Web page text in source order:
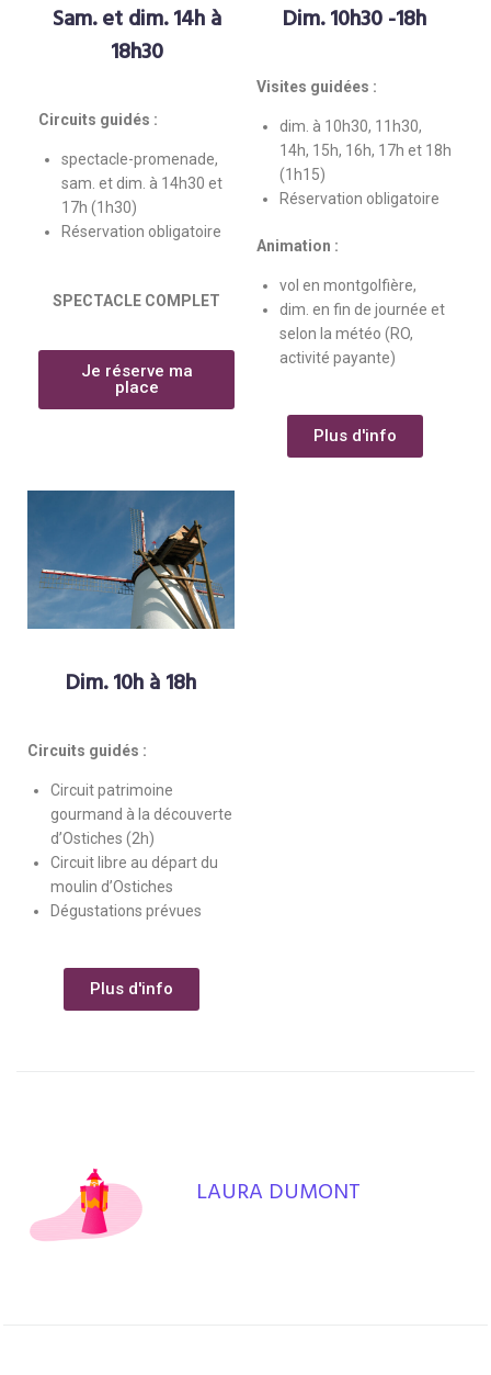
Sam. et dim. 14h à
18h30
Circuits guidés :
spectacle-promenade,
sam. et dim. à 14h30 et
17h (1h30)
Réservation obligatoire
SPECTACLE COMPLET
Je réserve ma
place
Dim. 10h30 -18h
Visites guidées :
dim. à 10h30, 11h30,
14h, 15h, 16h, 17h et 18h
(1h15)
Réservation obligatoire
Animation :
vol en montgolfière,
dim. en fin de journée et
selon la météo (RO,
activité payante)
Plus d'info
Dim. 10h à 18h
Circuits guidés :
Circuit patrimoine
gourmand à la découverte
d’Ostiches (2h)
Circuit libre au départ du
moulin d’Ostiches
Dégustations prévues
Plus d'info
LAURA DUMONT